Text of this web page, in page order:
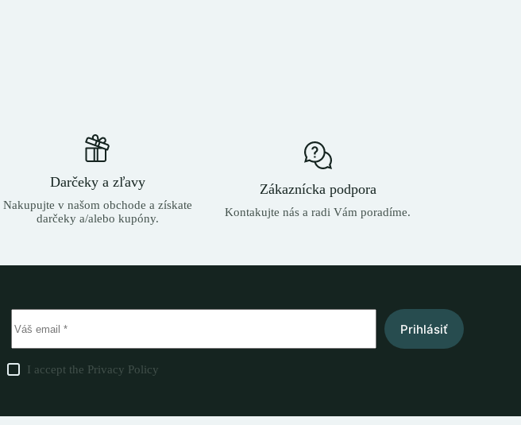
Darčeky a zľavy
Nakupujte v našom obchode a získate
darčeky a/alebo kupóny.
Zákaznícka podpora
Kontakujte nás a radi Vám poradíme.
Prihlásiť
I accept the Privacy Policy